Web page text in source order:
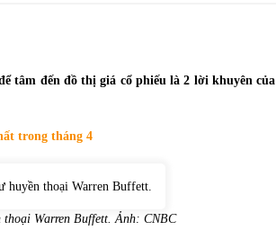
13/10/2021
tâm đến đồ thị giá cổ phiếu là 2 lời khuyên
trong tháng 4
thoại Warren Buffett. Ảnh: CNBC